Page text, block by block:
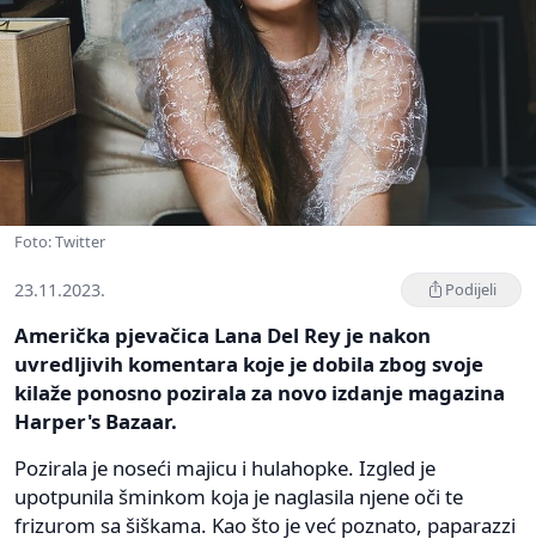
Foto: Twitter
23.11.2023. Podijeli
Američka pjevačica Lana Del Rey je nakon
uvredljivih komentara koje je dobila zbog svoje
kilaže ponosno pozirala za novo izdanje magazina
Harper's Bazaar.
Pozirala je noseći majicu i hulahopke. Izgled je
upotpunila šminkom koja je naglasila njene oči te
frizurom sa šiškama. Kao što je već poznato, paparazzi